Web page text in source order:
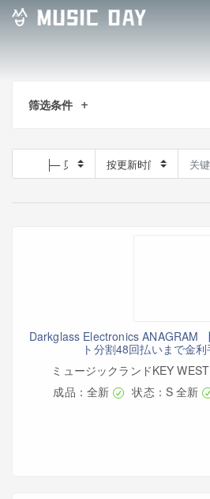
筛选条件
Darkglass Electronics ANAGRAM
ト分割48回払いまで金利
ミュージックランドKEY
成品：全新
状态：S 全新